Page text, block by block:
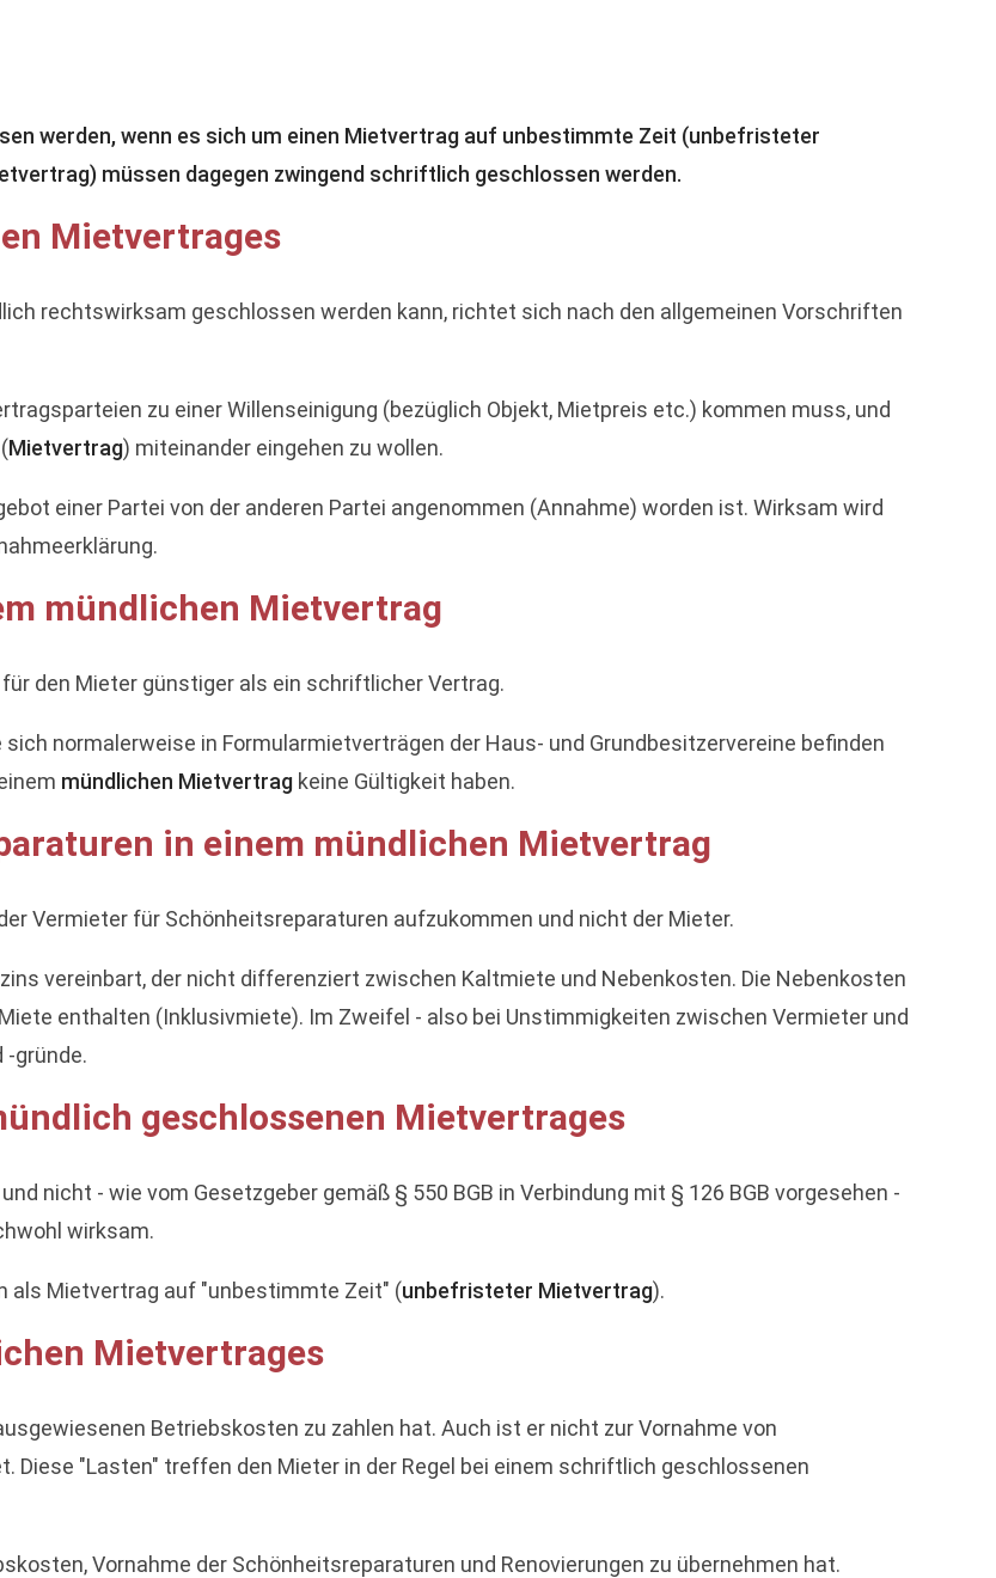
werden, wenn es sich um einen Mietvertrag auf unbestimmte Zeit (unbefristeter
müssen dagegen zwingend schriftlich geschlossen werden.
Mietvertrages
rechtswirksam geschlossen werden kann, richtet sich nach den allgemeinen Vorschriften
zu einer Willenseinigung (bezüglich Objekt, Mietpreis etc.) kommen muss, und
Mietvertrag) miteinander eingehen zu wollen.
einer Partei von der anderen Partei angenommen (Annahme) worden ist. Wirksam wird
mündlichen Mietvertrag
den Mieter günstiger als ein schriftlicher Vertrag.
normalerweise in Formularmietverträgen der Haus- und Grundbesitzervereine befinden
mündlichen Mietvertrag keine Gültigkeit haben.
in einem mündlichen Mietvertrag
Vermieter für Schönheitsreparaturen aufzukommen und nicht der Mieter.
vereinbart, der nicht differenziert zwischen Kaltmiete und Nebenkosten. Die Nebenkosten
enthalten (Inklusivmiete). Im Zweifel - also bei Unstimmigkeiten zwischen Vermieter und
-gründe.
geschlossenen Mietvertrages
nicht - wie vom Gesetzgeber gemäß § 550 BGB in Verbindung mit § 126 BGB vorgesehen -
wirksam.
als Mietvertrag auf "unbestimmte Zeit" (unbefristeter Mietvertrag).
Mietvertrages
Betriebskosten zu zahlen hat. Auch ist er nicht zur Vornahme von
Diese "Lasten" treffen den Mieter in der Regel bei einem schriftlich geschlossenen
Vornahme der Schönheitsreparaturen und Renovierungen zu übernehmen hat.